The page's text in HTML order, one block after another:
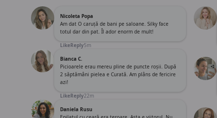
Nicoleta Popa
Am dat O caruță de bani pe saloane. Silky face
totul dar din pat. Îl ador enorm de mult!
LikeReply5m
Bianca C.
Picioarele erau mereu pline de puncte roșii. După
2 săptămâni pielea e Curată. Am plâns de fericire
azi!
LikeReply22m
Daniela Rusu